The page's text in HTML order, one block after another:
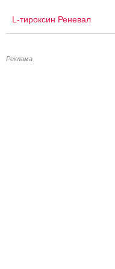
L-тироксин Реневал
Реклама